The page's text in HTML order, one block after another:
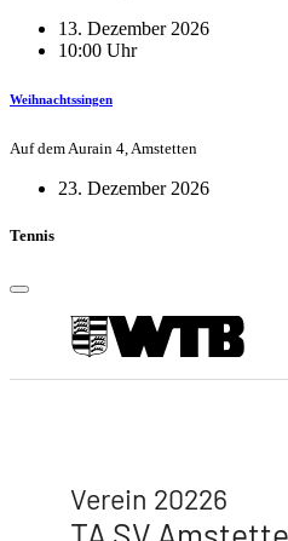
13. Dezember 2026
10:00 Uhr
Weihnachtssingen
Auf dem Aurain 4, Amstetten
23. Dezember 2026
Tennis